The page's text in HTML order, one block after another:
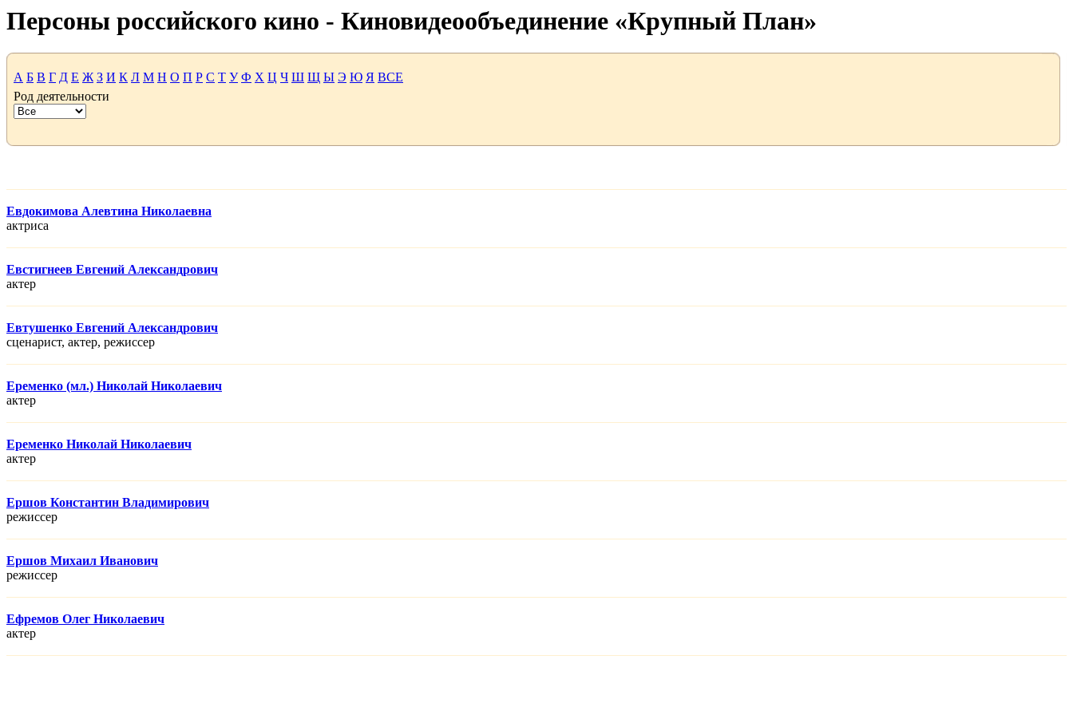
Персоны российского кино - Киновидеообъединение «Крупный План»
А Б В Г Д Е Ж З И К Л М Н О П Р С Т У Ф Х Ц Ч Ш Щ Ы Э Ю Я ВСЕ
Род деятельности
Евдокимова Алевтина Николаевна
актриса
Евстигнеев Евгений Александрович
актер
Евтушенко Евгений Александрович
сценарист, актер, режисcер
Еременко (мл.) Николай Николаевич
актер
Еременко Николай Николаевич
актер
Ершов Константин Владимирович
режисcер
Ершов Михаил Иванович
режисcер
Ефремов Олег Николаевич
актер